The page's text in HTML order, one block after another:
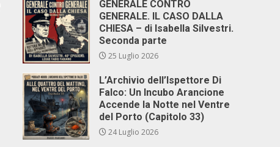
GENERALE CONTRO
GENERALE. IL CASO DALLA
CHIESA – di Isabella Silvestri.
Seconda parte
25 Luglio 2026
L’Archivio dell’Ispettore Di
Falco: Un Incubo Arancione
Accende la Notte nel Ventre
del Porto (Capitolo 33)
24 Luglio 2026